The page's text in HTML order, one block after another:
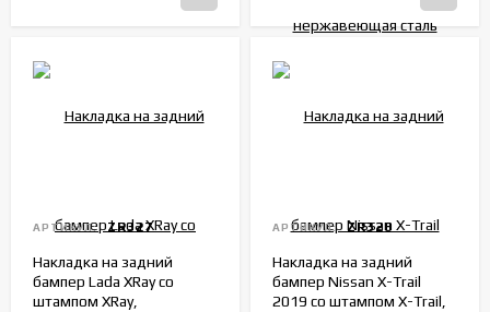
АРТИКУЛ: ZR327
Накладка на задний
бампер Lada XRay со
штампом XRay,
АРТИКУЛ: ZR328
Накладка на задний
бампер Nissan X-Trail
2019 со штампом X-Trail,